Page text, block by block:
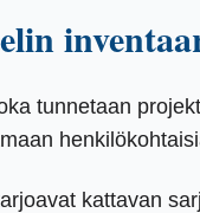
tunnetaan
kattavan